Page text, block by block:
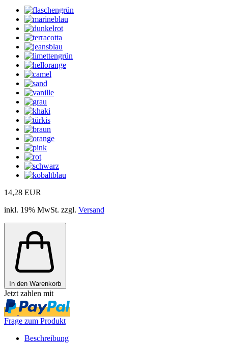
14,28 EUR
inkl. 19% MwSt. zzgl. Versand
In den Warenkorb
Jetzt zahlen mit
Frage zum Produkt
Beschreibung